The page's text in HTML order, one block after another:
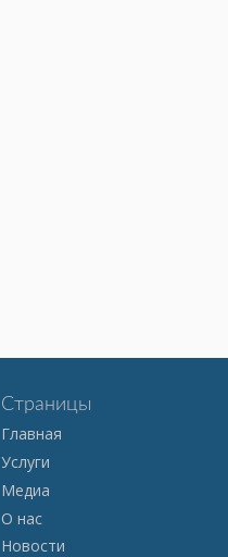
Страницы
Главная
Услуги
Медиа
О нас
Новости